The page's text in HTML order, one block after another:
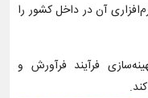
آن در داخل کشور را
فرآیند فرآورش و